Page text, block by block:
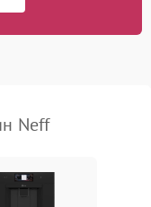
Neff